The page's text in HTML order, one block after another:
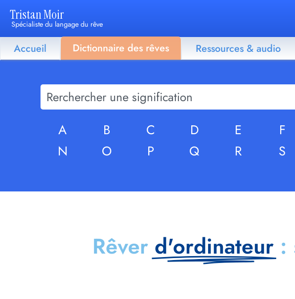
Tristan Moir
Spécialiste du langage du rêve
Accueil Dictionnaire des rêves Ressources & audio
A B C D E F
N
O P Q R S
Rêver d'ordinateur :